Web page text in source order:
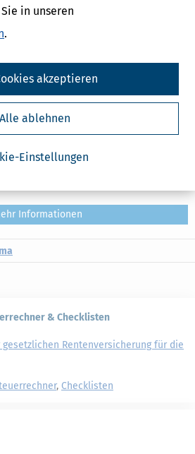
in unseren
.
Einstellungen
Alle ablehnen
akzeptieren
Wirkung und aktuelle Entwicklungen
ersten Mal seit fast drei Jahren erhöht
(EZB) die Zinsen: Mit Wirkung vom 17.
um 0,25 Prozentpunkte. Der auch
& Checklisten
Rentenversicherung für die
, Checklisten